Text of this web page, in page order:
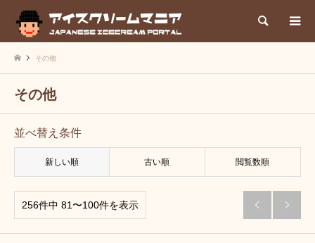
検索
その他
その他
並べ替え条件
新しい順 古い順 閲覧数順
256件中 81〜100件を表示  